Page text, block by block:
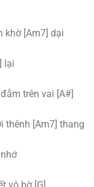
khờ [Am7] dại
lại
trên vai [A#]
thênh [Am7] thang